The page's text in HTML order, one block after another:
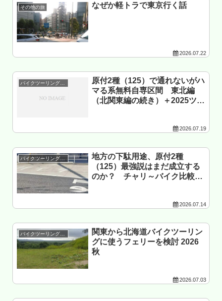
その他の旅 なぜか軽トラで東京行く話
2026.07.22
バイクツーリング準備
原付2種（125）で通れないがハ
マる系無料自専区間 東北編
（北関東編の続き）＋2025ツー
2026.07.19
バイクツーリング準備
地方の下駄用途、原付2種
（125）最強説はまだ成立する
のか？ チャリ～バイク比較表
2026.07.14
バイクツーリング準備
関東から北海道バイクツーリン
グに使うフェリーを検討 2026
秋
2026.07.03